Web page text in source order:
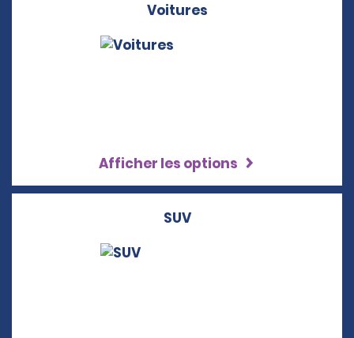
Voitures
Afficher les options
SUV